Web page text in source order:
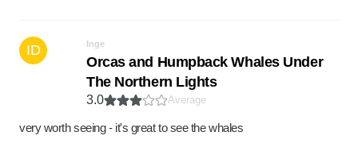
ID Inge
Orcas and Humpback Whales Under
The Northern Lights
3.0 Average
very worth seeing - it's great to see the whales